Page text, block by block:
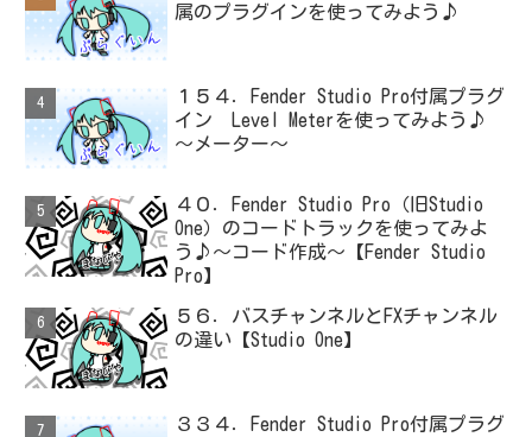
属のプラグインを使ってみよう♪
１５４．Fender Studio Pro付属プラグ
イン Level Meterを使ってみよう♪
～メーター～
４０．Fender Studio Pro（旧Studio
One）のコードトラックを使ってみよ
う♪～コード作成～【Fender Studio
Pro】
５６．バスチャンネルとFXチャンネル
の違い【Studio One】
３３４．Fender Studio Pro付属プラグ